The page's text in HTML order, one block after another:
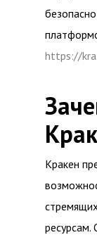
https://
Кракен
ресурсам.